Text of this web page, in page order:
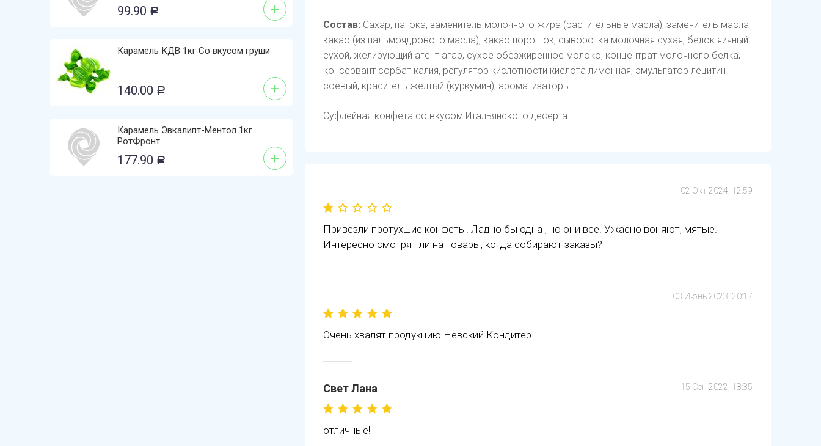
99.90 Р +
Карамель КДВ 1кг Со вкусом груши
140.00 Р +
Карамель Эвкалипт-Ментол 1кг
РотФронт
177.90 Р +
Состав: Сахар, патока, заменитель молочного жира (растительные масла), заменитель масла
какао (из пальмоядрового масла), какао порошок, сыворотка молочная сухая, белок яичный
сухой, желирующий агент агар, сухое обезжиренное молоко, концентрат молочного белка,
консервант сорбат калия, регулятор кислотности кислота лимонная, эмульгатор лецитин
соевый, краситель желтый (куркумин), ароматизаторы.
Суфлейная конфета со вкусом Итальянского десерта.
02 Окт 2024, 12:59
Привезли протухшие конфеты. Ладно бы одна , но они все. Ужасно воняют, мятые.
Интересно смотрят ли на товары, когда собирают заказы?
03 Июнь 2023, 20:17
Очень хвалят продукцию Невский Кондитер
Свет Лана 15 Сен 2022, 18:35
отличные!